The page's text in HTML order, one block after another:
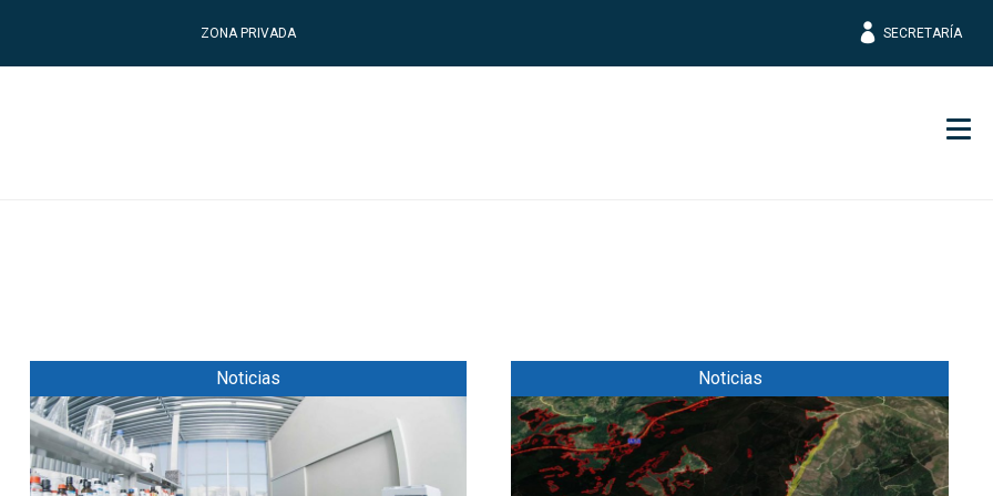
ZONA PRIVADA SECRETARÍA
Noticias Noticias